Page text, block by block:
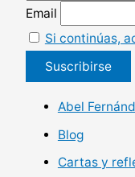
Email
Si continúas,
Abel
Blog
Cartas y